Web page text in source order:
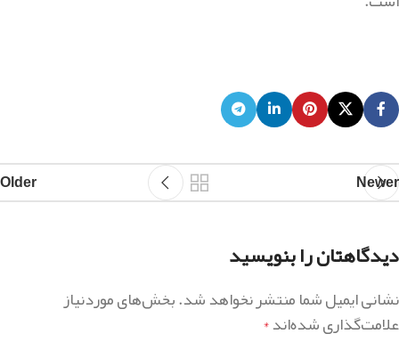
Newer
Older
دیدگاهتان را بنویسید
نشانی ایمیل شما منتشر نخواهد شد.بخش‌های موردنیاز
علامت‌گذاری شده‌اند*